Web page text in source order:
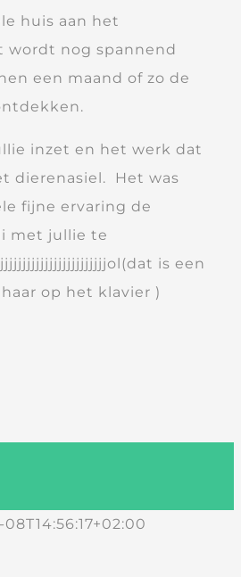
huis aan het
wordt nog spannend
een maand of zo de
inzet en het werk dat
dierenasiel. Het was
fijne ervaring de
met jullie te
is een
op het klavier )